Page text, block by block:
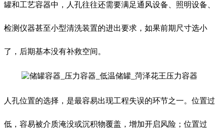
罐和工艺容器中，人孔往往还需要满足通风设备、照明设备、
检测仪器甚至小型清洗装置的进出要求，如果前期尺寸选小
了，后期基本没有补救空间。
人孔位置的选择，是最容易出现工程失误的环节之一。位置过
低，容易被介质淹没或沉积物覆盖，增加开启风险；位置过